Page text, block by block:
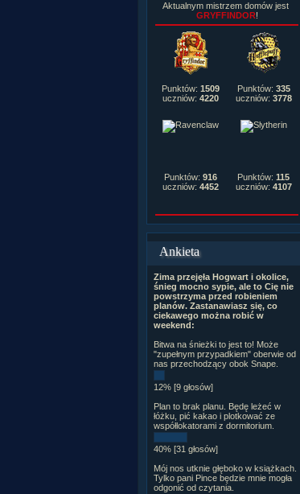
Aktualnym mistrzem domów jest
GRYFFINDOR!
Punktów: 1509
uczniów: 4220
Punktów: 335
uczniów: 3778
Punktów: 916
uczniów: 4452
Punktów: 115
uczniów: 4107
Ankieta
Zima przejęła Hogwart i okolice,
śnieg mocno sypie, ale to Cię nie
powstrzyma przed robieniem
planów. Zastanawiasz się, co
ciekawego można robić w
weekend:
Bitwa na śnieżki to jest to! Może
"zupełnym przypadkiem" oberwie od
nas przechodzący obok Snape.
12% [9 głosów]
Plan to brak planu. Będę leżeć w
łóżku, pić kakao i plotkować ze
współlokatorami z dormitorium.
40% [31 głosów]
Mój nos utknie głęboko w książkach.
Tylko pani Pince będzie mnie mogła
odgonić od czytania.